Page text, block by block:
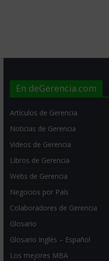
En deGerencia.com
Artículos de Gerencia
Noticias de Gerencia
Videos de Gerencia
Libros de Gerencia
Webs de Gerencia
Negocios por País
Colaboradores de Gerencia
Glosario
Glosario Inglés – Español
Los mejores MBA